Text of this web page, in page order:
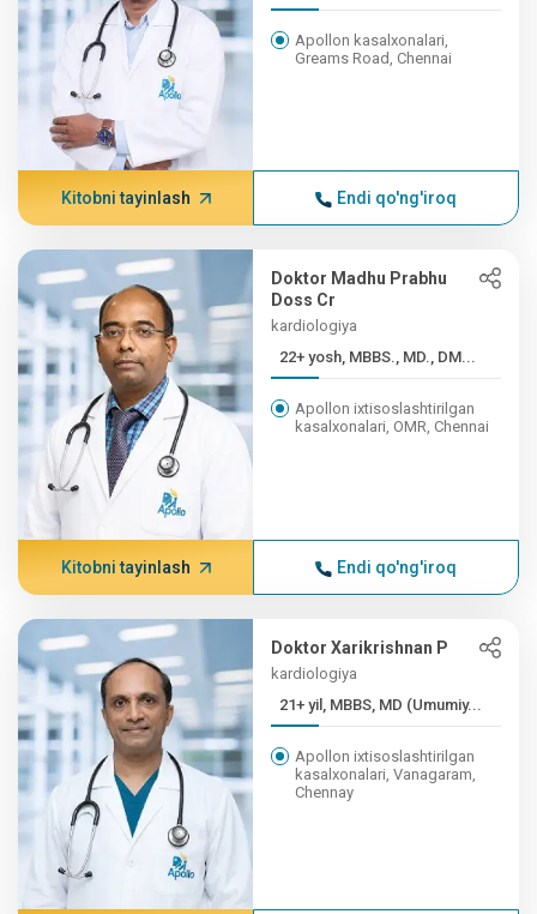
Apollon kasalxonalari,
Greams Road, Chennai
Kitobni tayinlash Endi qo'ng'iroq
Doktor Madhu Prabhu
Doss Cr
kardiologiya
22+ yosh, MBBS., MD., DM...
Apollon ixtisoslashtirilgan
kasalxonalari, OMR, Chennai
Kitobni tayinlash Endi qo'ng'iroq
Doktor Xarikrishnan P
kardiologiya
21+ yil, MBBS, MD (Umumiy...
Apollon ixtisoslashtirilgan
kasalxonalari, Vanagaram,
Chennay